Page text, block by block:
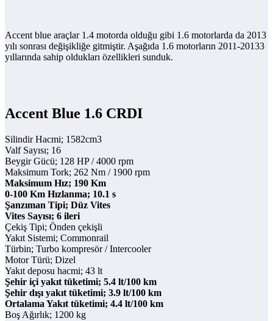
Accent blue araçlar 1.4 motorda olduğu gibi 1.6 motorlarda da 2013
yılı sonrası değişikliğe gitmiştir. Aşağıda 1.6 motorların 2011-20133
yıllarında sahip oldukları özellikleri sunduk.
Accent Blue 1.6 CRDI
Silindir Hacmi; 1582cm3
Valf Sayısı; 16
Beygir Gücü; 128 HP / 4000 rpm
Maksimum Tork; 262 Nm / 1900 rpm
Maksimum Hız; 190 Km
0-100 Km Hızlanma; 10.1 s
Şanzıman Tipi; Düz Vites
Vites Sayısı; 6 ileri
Çekiş Tipi; Önden çekişli
Yakıt Sistemi; Commonrail
Türbin; Turbo kompresör / Intercooler
Motor Türü; Dizel
Yakıt deposu hacmi; 43 lt
Şehir içi yakıt tüketimi; 5.4 lt/100 km
Şehir dışı yakıt tüketimi; 3.9 lt/100 km
Ortalama Yakıt tüketimi; 4.4 lt/100 km
Boş Ağırlık; 1200 kg